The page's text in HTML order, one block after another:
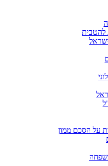
להטבית
על הסכם ממון